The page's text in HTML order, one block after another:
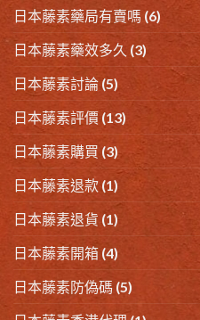
日本藤素藥局有賣嗎 (6)
日本藤素藥效多久 (3)
日本藤素討論 (5)
日本藤素評價 (13)
日本藤素購買 (3)
日本藤素退款 (1)
日本藤素退貨 (1)
日本藤素開箱 (4)
日本藤素防偽碼 (5)